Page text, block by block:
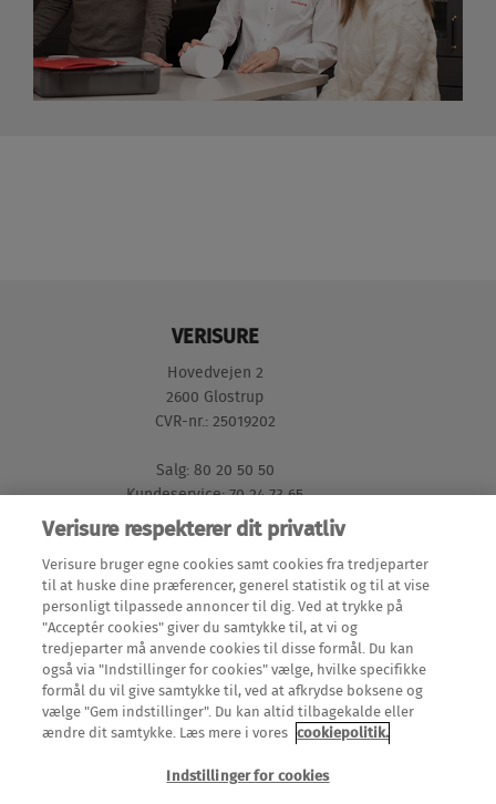
VERISURE
Hovedvejen 2
2600 Glostrup
CVR-nr.: 25019202
Salg: 80 20 50 50
Kundeservice: 70 24 73 65
GENVEJE
Mine Sider (login)
Meld en flytning
Teknisk dokumentation
LÆS MERE
Alarmer
Alarmsystemer
Overvågningssystem
OM OS
Verisure respekterer dit privatliv
Verisure bruger egne cookies samt cookies fra tredjeparter
til at huske dine præferencer, generel statistik og til at vise
personligt tilpassede annoncer til dig. Ved at trykke på
"Acceptér cookies" giver du samtykke til, at vi og
tredjeparter må anvende cookies til disse formål. Du kan
også via "Indstillinger for cookies" vælge, hvilke specifikke
formål du vil give samtykke til, ved at afkrydse boksene og
vælge "Gem indstillinger". Du kan altid tilbagekalde eller
ændre dit samtykke. Læs mere i vores
cookiepolitik.
Indstillinger for cookies